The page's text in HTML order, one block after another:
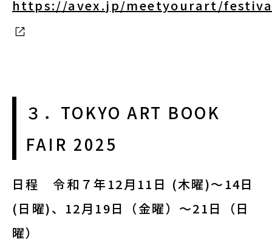
https://avex.jp/meetyourart/
３．TOKYO ART BOOK
FAIR 2025
日程令和７年12月11日 (木曜)～14日
(日曜)、12月19日（金曜）～21日（日
曜）